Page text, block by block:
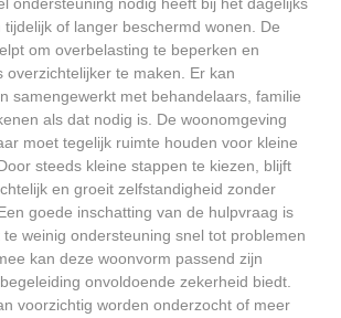
ondersteuning nodig heeft bij het dagelijks
of langer beschermd wonen. De
om overbelasting te beperken en
overzichtelijker te maken. Er kan
samengewerkt met behandelaars, familie
als dat nodig is. De woonomgeving
moet tegelijk ruimte houden voor kleine
steeds kleine stappen te kiezen, blijft
en groeit zelfstandigheid zonder
goede inschatting van de hulpvraag is
weinig ondersteuning snel tot problemen
kan deze woonvorm passend zijn
onvoldoende zekerheid biedt.
voorzichtig worden onderzocht of meer